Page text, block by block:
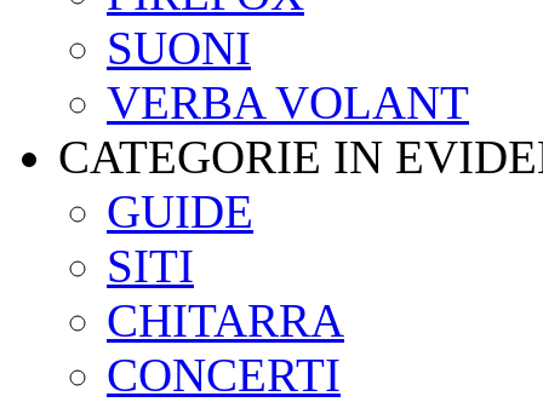
SUONI
VERBA VOLANT
CATEGORIE IN
GUIDE
SITI
CHITARRA
CONCERTI